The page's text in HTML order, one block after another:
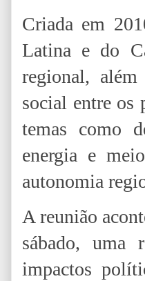
Criada em
Latina e do
regional,
social entre os
temas como
energia e
autonomia
A reunião
sábado, uma
impactos